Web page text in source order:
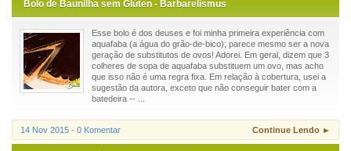
Bolo de Baunilha sem Glúten - Barbarelismus
Esse bolo é dos deuses e foi minha primeira experiência com
aquafaba (a água do grão-de-bico); parece mesmo ser a nova
geração de substitutos de ovos! Adorei. Em geral, dizem que 3
colheres de sopa de aquafaba substituem um ovo, mas acho
que isso não é uma regra fixa. Em relação à cobertura, usei a
sugestão da autora, exceto que não conseguir bater com a
batedeira -- ...
14 Nov 2015 - 0 Komentar Continue Lendo ►